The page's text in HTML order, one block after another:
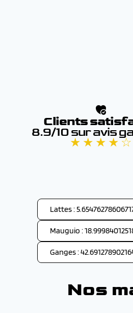
Clients
8.9/10 sur avis
★ ★ ★ ★ ☆
Lattes :
Mauguio :
Ganges :
Nos